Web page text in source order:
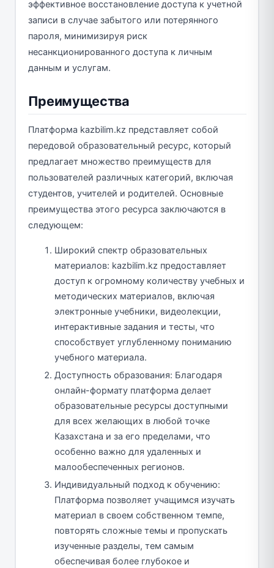
эффективное восстановление доступа к учетной
записи в случае забытого или потерянного
пароля, минимизируя риск
несанкционированного доступа к личным
данным и услугам.
Преимущества
Платформа kazbilim.kz представляет собой
передовой образовательный ресурс, который
предлагает множество преимуществ для
пользователей различных категорий, включая
студентов, учителей и родителей. Основные
преимущества этого ресурса заключаются в
следующем:
Широкий спектр образовательных
материалов: kazbilim.kz предоставляет
доступ к огромному количеству учебных и
методических материалов, включая
электронные учебники, видеолекции,
интерактивные задания и тесты, что
способствует углубленному пониманию
учебного материала.
Доступность образования: Благодаря
онлайн-формату платформа делает
образовательные ресурсы доступными
для всех желающих в любой точке
Казахстана и за его пределами, что
особенно важно для удаленных и
малообеспеченных регионов.
Индивидуальный подход к обучению:
Платформа позволяет учащимся изучать
материал в своем собственном темпе,
повторять сложные темы и пропускать
изученные разделы, тем самым
обеспечивая более глубокое и